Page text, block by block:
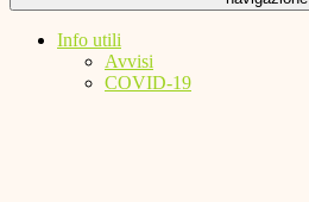
Info utili
Avvisi
COVID-19